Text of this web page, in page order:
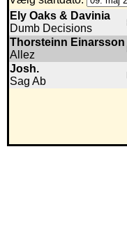
Ely Oaks & Davinia
Dumb Decisions
Thorsteinn Einarsson
Allez
Josh.
Sag Ab